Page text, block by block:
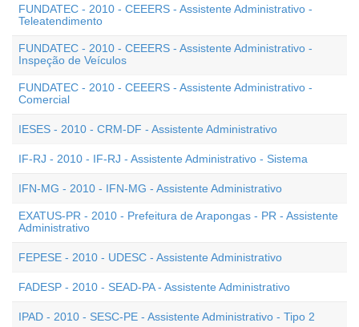
FUNDATEC - 2010 - CEEERS - Assistente Administrativo -
Teleatendimento
FUNDATEC - 2010 - CEEERS - Assistente Administrativo -
Inspeção de Veículos
FUNDATEC - 2010 - CEEERS - Assistente Administrativo -
Comercial
IESES - 2010 - CRM-DF - Assistente Administrativo
IF-RJ - 2010 - IF-RJ - Assistente Administrativo - Sistema
IFN-MG - 2010 - IFN-MG - Assistente Administrativo
EXATUS-PR - 2010 - Prefeitura de Arapongas - PR - Assistente
Administrativo
FEPESE - 2010 - UDESC - Assistente Administrativo
FADESP - 2010 - SEAD-PA - Assistente Administrativo
IPAD - 2010 - SESC-PE - Assistente Administrativo - Tipo 2